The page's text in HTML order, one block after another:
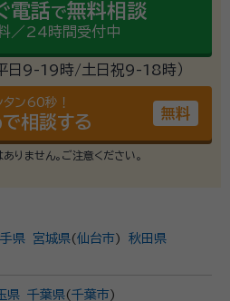
電話で無料相談
／24時間受付中
平日9-19時/土日祝9-18時）
タン60秒！
相談する 無料
りません。ご注意ください。
県 宮城県(仙台市)
秋田県
県 千葉県(千葉市)